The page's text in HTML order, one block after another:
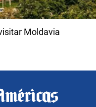
Moldavia